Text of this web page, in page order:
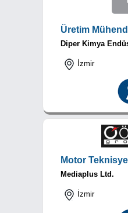
Üretim
Diper Kimya
İzmir
Motor
Mediaplus Ltd.
İzmir